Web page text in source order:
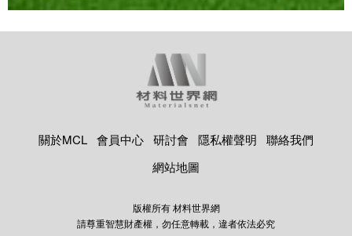
關於MCL 會員中心 研討會 隱私權聲明
聯絡我們
網站地圖
版權所有 材料世界網
請尊重智慧財產權，勿任意轉載，違者依法必究